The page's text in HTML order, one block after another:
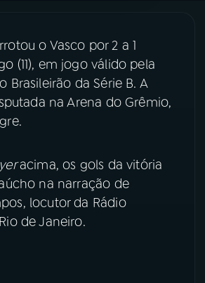
MÚSICA
Facebook
X
o Vasco por 2 a 1
(11), em jogo válido pela
Brasileirão da Série B. A
na Arena do Grêmio,
acima, os gols da vitória
na narração de
locutor da Rádio
de Janeiro.